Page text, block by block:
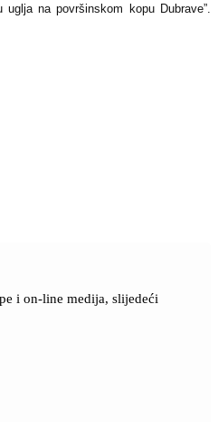
na površinskom kopu Dubrave”.
i on-line medija, slijedeći